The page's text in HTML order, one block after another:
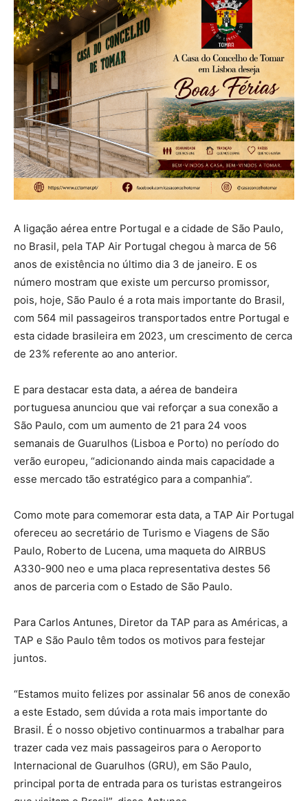
A ligação aérea entre Portugal e a cidade de São Paulo,
no Brasil, pela TAP Air Portugal chegou à marca de 56
anos de existência no último dia 3 de janeiro. E os
número mostram que existe um percurso promissor,
pois, hoje, São Paulo é a rota mais importante do Brasil,
com 564 mil passageiros transportados entre Portugal e
esta cidade brasileira em 2023, um crescimento de cerca
de 23% referente ao ano anterior.
E para destacar esta data, a aérea de bandeira
portuguesa anunciou que vai reforçar a sua conexão a
São Paulo, com um aumento de 21 para 24 voos
semanais de Guarulhos (Lisboa e Porto) no período do
verão europeu, “adicionando ainda mais capacidade a
esse mercado tão estratégico para a companhia”.
Como mote para comemorar esta data, a TAP Air Portugal
ofereceu ao secretário de Turismo e Viagens de São
Paulo, Roberto de Lucena, uma maqueta do AIRBUS
A330-900 neo e uma placa representativa destes 56
anos de parceria com o Estado de São Paulo.
Para Carlos Antunes, Diretor da TAP para as Américas, a
TAP e São Paulo têm todos os motivos para festejar
juntos.
“Estamos muito felizes por assinalar 56 anos de conexão
a este Estado, sem dúvida a rota mais importante do
Brasil. É o nosso objetivo continuarmos a trabalhar para
trazer cada vez mais passageiros para o Aeroporto
Internacional de Guarulhos (GRU), em São Paulo,
principal porta de entrada para os turistas estrangeiros